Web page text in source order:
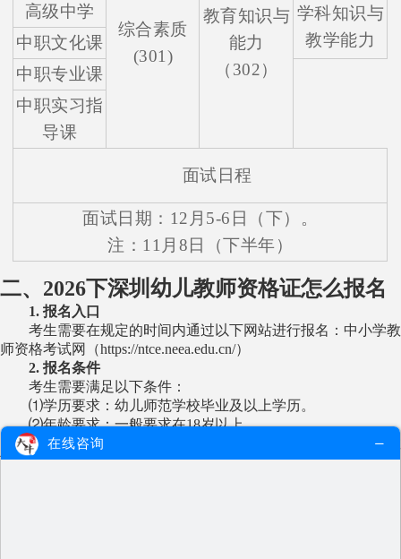
综合素质
(301)
教育知识与
能力
（302）
高级中学
学科知识与
教学能力
中职文化课
中职专业课
中职实习指
导课
面试日程
面试日期：12月5-6日（下）。
注：11月8日（下半年）
二、2026下深圳幼儿教师资格证怎么报名
1. 报名入口
考生需要在规定的时间内通过以下网站进行报名：中小学教
师资格考试网（https://ntce.neea.edu.cn/）
2. 报名条件
考生需要满足以下条件：
⑴学历要求：幼儿师范学校毕业及以上学历。
⑵年龄要求：一般要求在18岁以上。
⑶身体条件：身体健康，无传染病或精神病史，能够胜任教
育教学工作。
在线咨询